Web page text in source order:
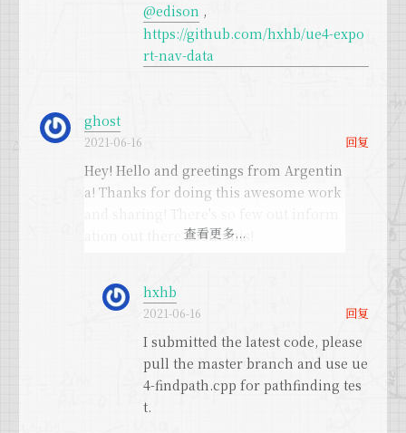
@edison ,
https://github.com/hxhb/ue4-expo
rt-nav-data
ghost
2021-06-16 回复
Hey! Hello and greetings from Argentin
a! Thanks for doing this awesome work
and sharing! There's so few out inform
ation out there about this!
I wanted to ask you something because
I'm trying to implement your plugin int
o my UE4 project, and everything until
now seems fine. I can extract the NavMe
sh easily and then I run the tests with u
e4-detour.exe and all the valid and inval
id points are OK, the same ones I obtain
hxhb
2021-06-16 回复
I submitted the latest code, please
pull the master branch and use ue
4-findpath.cpp for pathfinding tes
t.